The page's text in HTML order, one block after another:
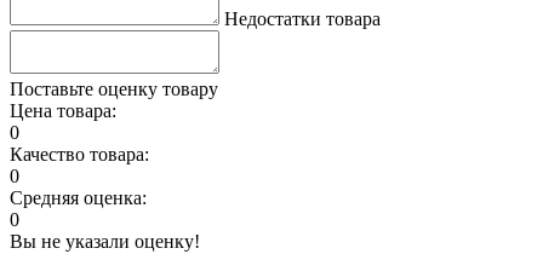
Недостатки товара
Поставьте оценку товару
Цена товара:
0
Качество товара:
0
Средняя оценка:
0
Вы не указали оценку!